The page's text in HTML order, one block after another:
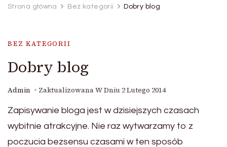
Strona główna Bez kategorii Dobry blog
BEZ KATEGORII
Dobry blog
Admin Zaktualizowana W Dniu 2 Lutego 2014
Zapisywanie bloga jest w dzisiejszych czasach
wybitnie atrakcyjne. Nie raz wytwarzamy to z
poczucia bezsensu czasami w ten sposób